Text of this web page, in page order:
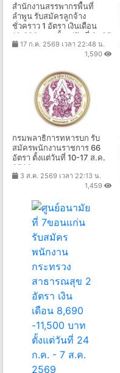
สำนักงานสรรพากรพื้นที่
ลำพูน รับสมัครลูกจ้าง
ชั่วคราว 1 อัตรา เงินเดือน
13,380 บาท ตั้งแต่วันที่ 3 -25
ส.ค. 2569
17 ก.ค. 2569 เวลา 22:48 น.
1,590
กรมพลาธิการทหารบก รับ
สมัครพนักงานราชการ 66
อัตรา ตั้งแต่วันที่ 10-17 ส.ค.
2569
3 ส.ค. 2569 เวลา 22:13 น.
1,459